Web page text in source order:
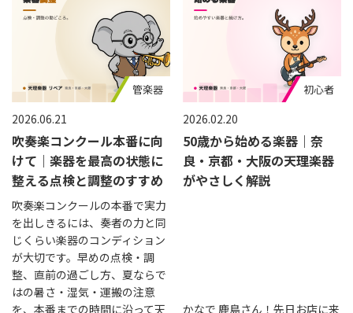
2026.06.21
吹奏楽コンクール本番に向
けて｜楽器を最高の状態に
整える点検と調整のすすめ
吹奏楽コンクールの本番で実力
を出しきるには、奏者の力と同
じくらい楽器のコンディション
が大切です。早めの点検・調
整、直前の過ごし方、夏ならで
はの暑さ・湿気・運搬の注意
を、本番までの時間に沿って天
管楽器
2026.02.20
50歳から始める楽器｜奈
良・京都・大阪の天理楽器
がやさしく解説
かなで 鹿島さん！先日お店に来
初心者